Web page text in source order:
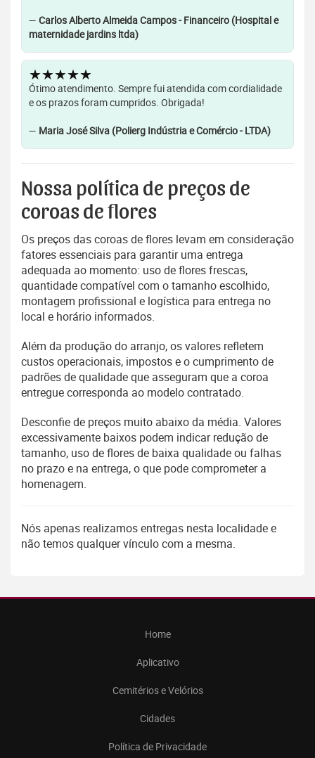
— Carlos Alberto Almeida Campos - Financeiro (Hospital e
maternidade jardins ltda)
★★★★★
Ótimo atendimento. Sempre fui atendida com cordialidade
e os prazos foram cumpridos. Obrigada!
— Maria José Silva (Polierg Indústria e Comércio - LTDA)
Nossa política de preços de
coroas de flores
Os preços das coroas de flores levam em consideração
fatores essenciais para garantir uma entrega
adequada ao momento: uso de flores frescas,
quantidade compatível com o tamanho escolhido,
montagem profissional e logística para entrega no
local e horário informados.
Além da produção do arranjo, os valores refletem
custos operacionais, impostos e o cumprimento de
padrões de qualidade que asseguram que a coroa
entregue corresponda ao modelo contratado.
Desconfie de preços muito abaixo da média. Valores
excessivamente baixos podem indicar redução de
tamanho, uso de flores de baixa qualidade ou falhas
no prazo e na entrega, o que pode comprometer a
homenagem.
Nós apenas realizamos entregas nesta localidade e
não temos qualquer vínculo com a mesma.
Home
Aplicativo
Cemitérios e Velórios
Cidades
Política de Privacidade